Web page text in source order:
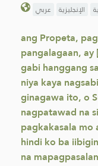
عربي الإنجليزية
ang Propeta,
pangalagaan,
gabi hanggang
niya kaya
ginagawa ito, o
nagpatawad na
pagkakasala mo
hindi ko ba
na